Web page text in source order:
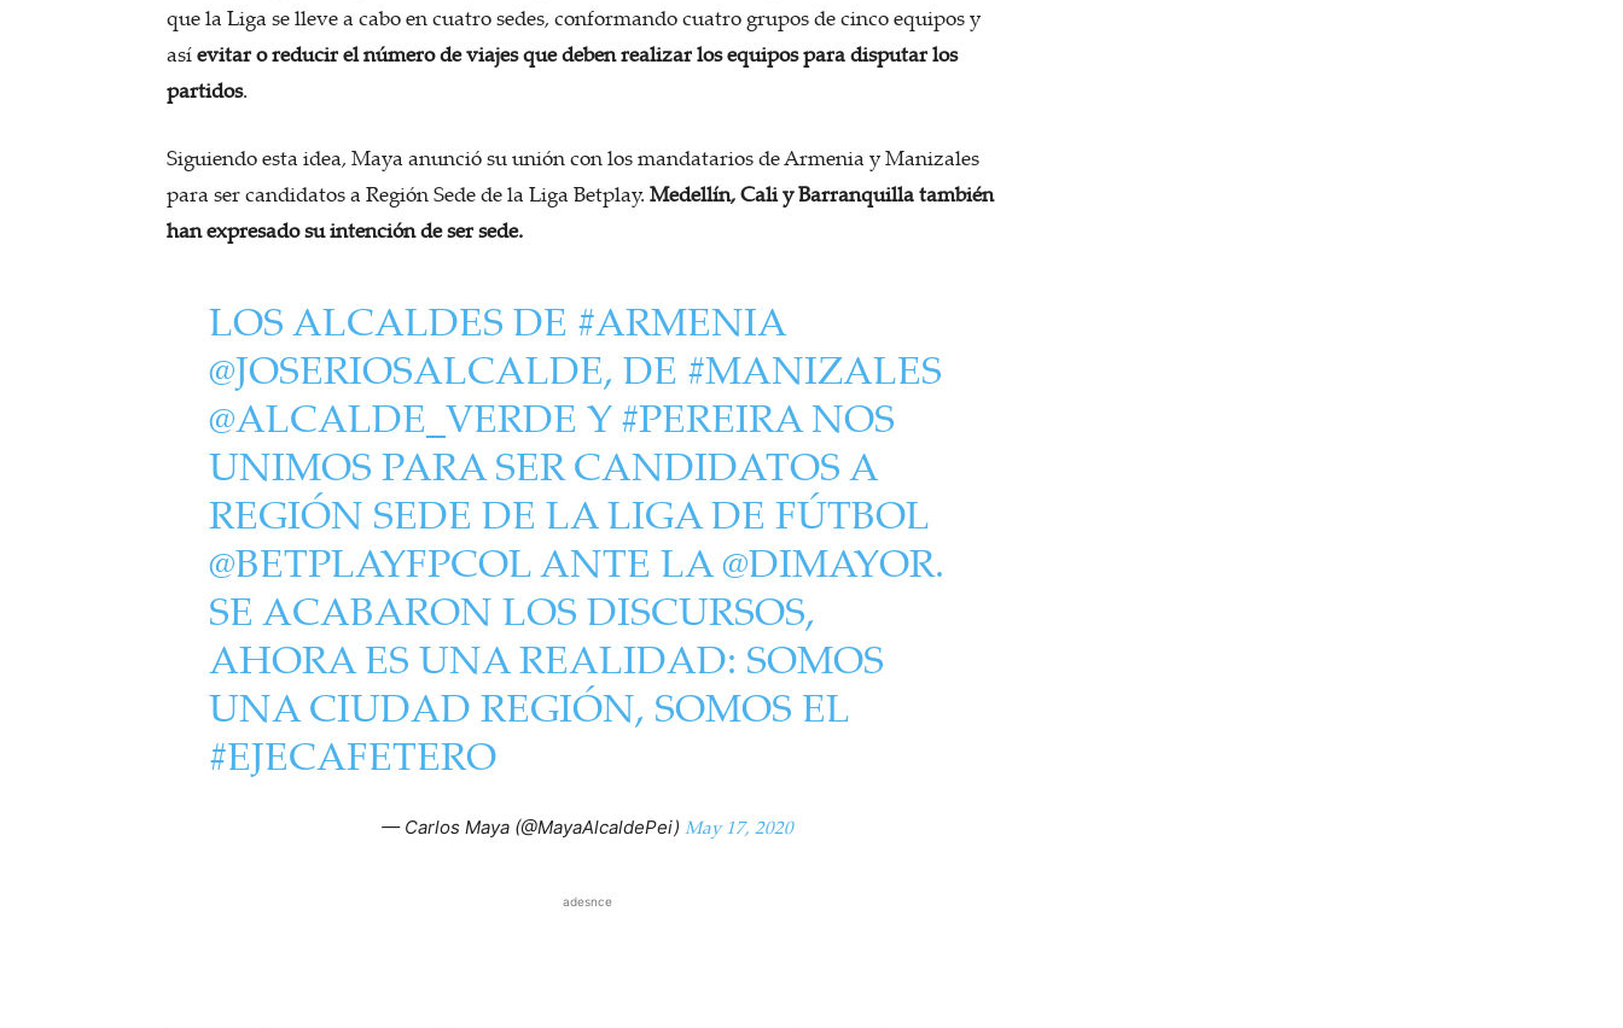
que la Liga se lleve a cabo en cuatro sedes, conformando cuatro grupos de cinco equipos y
asíevitar o reducir el número de viajes que deben realizar los equipos para disputar los
partidos.
Siguiendo esta idea, Maya anunció su unión con los mandatarios de Armenia y Manizales
para ser candidatos a Región Sede de la Liga Betplay. Medellín, Cali y Barranquilla también
han expresado su intención de ser sede.
LOS ALCALDES DE #ARMENIA
@JOSERIOSALCALDE, DE #MANIZALES
@ALCALDE_VERDE Y#PEREIRANOS
UNIMOS PARA SER CANDIDATOS A
REGIÓN SEDE DE LA LIGA DE FÚTBOL
@BETPLAYFPCOLANTE LA@DIMAYOR.
SE ACABARON LOS DISCURSOS,
AHORA ES UNA REALIDAD: SOMOS
UNA CIUDAD REGIÓN, SOMOS EL
#EJECAFETERO
— Carlos Maya (@MayaAlcaldePei) May 17, 2020
adesnce